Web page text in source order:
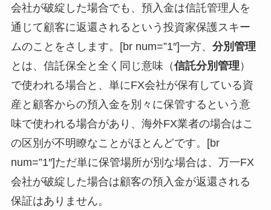
会社が破綻した場合でも、預入金は信託管理人を
通じて顧客に返還されるという投資家保護スキー
ムのことをさします。[br num=”1″]一方、 分別管理
とは、信託保全と全く同じ意味（信託分別管理 ）
で使われる場合と、単にFX会社が保有している資
産と顧客からの預入金を別々に保管するという意
味で使われる場合があり、海外FX業者の場合はこ
の区別が不明瞭なことがほとんどです。[br
num=”1″]ただ単に保管場所が別な場合は、万一FX
会社が破綻した場合は顧客の預入金が返還される
保証はありません。